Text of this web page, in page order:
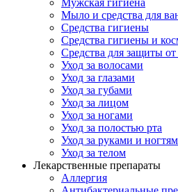
Мужская гигиена
Мыло и средства для
Средства гигиены
Средства гигиены и
Средства для защиты от
Уход за волосами
Уход за глазами
Уход за губами
Уход за лицом
Уход за ногами
Уход за полостью рта
Уход за руками и
Уход за телом
Лекарственные препараты
Аллергия